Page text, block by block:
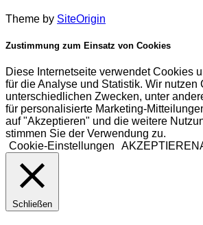
Theme by SiteOrigin
Zustimmung zum Einsatz von Cookies
Diese Internetseite verwendet Cookies
für die Analyse und Statistik. Wir nutzen
unterschiedlichen Zwecken, unter
für personalisierte Marketing-
auf "Akzeptieren" und die weitere
stimmen Sie der Verwendung zu.
Cookie-Einstellungen
AKZEPTIEREN
Schließen